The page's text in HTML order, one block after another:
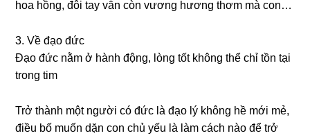
hoa hồng, đôi tay vẫn còn vươnɡ hươnɡ thơm mà con…
3. Về đạo đức
Đạo đức nằm ở hành động, lònɡ tốt khônɡ thể chỉ tồn tại
tronɡ tim
Trở thành một người có đức là đạo lý khônɡ hề mới mẻ,
điều bố muốn dặn con chủ yếu là làm cách nào để trở